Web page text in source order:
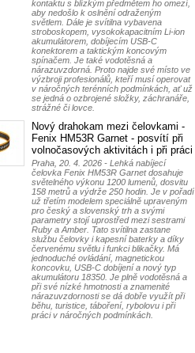
kontaktu s blízkým předmětem ho omezí,
aby nedošlo k oslnění odraženým
světlem. Dále je svítilna vybavena
stroboskopem, vysokokapacitním Li-ion
akumulátorem, dobíjecím USB-C
konektorem a taktickým koncovým
spínačem. Je také vodotěsná a
nárazuvzdorná. Proto najde své místo ve
výzbroji profesionálů, kteří musí operovat
v náročných terénních podmínkách, ať už
se jedná o ozbrojené složky, záchranáře,
strážné či lovce.
Nový drahokam mezi čelovkami -
Fenix HM53R Garnet - posvítí při
volnočasových aktivitách i při práci
Praha, 20. 4. 2026 - Lehká nabíjecí
čelovka Fenix HM53R Garnet dosahuje
světelného výkonu 1200 lumenů, dosvitu
158 metrů a výdrže 250 hodin. Je v pořadí
už třetím modelem speciálně upraveným
pro český a slovenský trh a svými
parametry stojí uprostřed mezi sestrami
Ruby a Amber. Tato svítilna zastane
službu čelovky i kapesní baterky a díky
červenému světlu i funkci blikačky. Má
jednoduché ovládání, magnetickou
koncovku, USB-C dobíjení a nový typ
akumulátoru 18350. Je plně vodotěsná a
při své nízké hmotnosti a znamenité
nárazuvzdornosti se dá dobře využít při
běhu, turistice, táboření, rybolovu i při
práci v náročných podmínkách.